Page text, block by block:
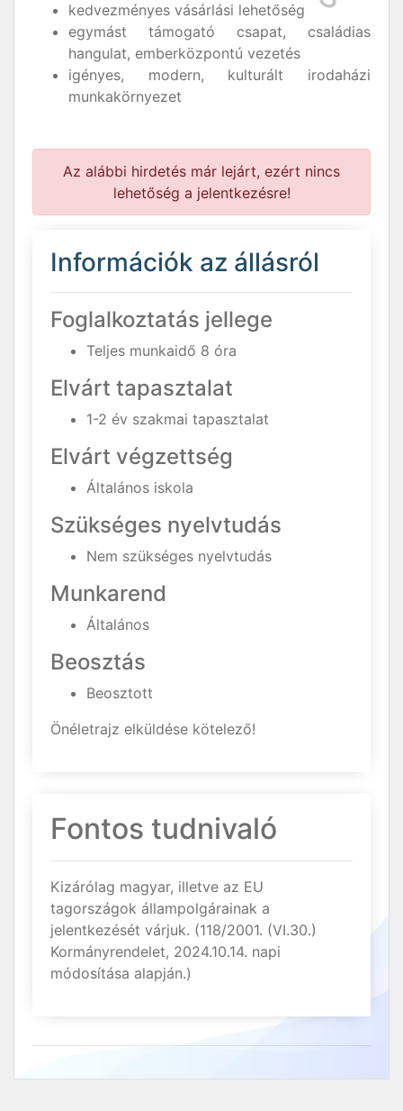
kedvezményes vásárlási lehetőség
egymást támogató csapat, családias
hangulat, emberközpontú vezetés
igényes, modern, kulturált irodaházi
munkakörnyezet
Az alábbi hirdetés már lejárt, ezért nincs
lehetőség a jelentkezésre!
Információk az állásról
Foglalkoztatás jellege
Teljes munkaidő 8 óra
Elvárt tapasztalat
1-2 év szakmai tapasztalat
Elvárt végzettség
Általános iskola
Szükséges nyelvtudás
Nem szükséges nyelvtudás
Munkarend
Általános
Beosztás
Beosztott
Önéletrajz elküldése kötelező!
Fontos tudnivaló
Kizárólag magyar, illetve az EU
tagországok állampolgárainak a
jelentkezését várjuk. (118/2001. (VI.30.)
Kormányrendelet, 2024.10.14. napi
módosítása alapján.)